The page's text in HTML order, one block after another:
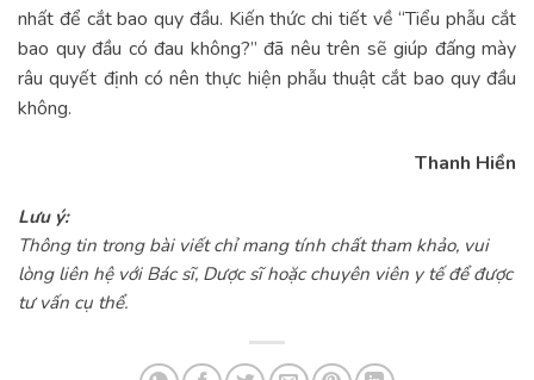
nhất để cắt bao quy đầu. Kiến thức chi tiết về “Tiểu phẫu cắt
bao quy đầu có đau không?” đã nêu trên sẽ giúp đấng mày
râu quyết định có nên thực hiện phẫu thuật cắt bao quy đầu
không.
Thanh Hiền
Lưu ý:
Thông tin trong bài viết chỉ mang tính chất tham khảo, vui
lòng liên hệ với Bác sĩ, Dược sĩ hoặc chuyên viên y tế để được
tư vấn cụ thể.